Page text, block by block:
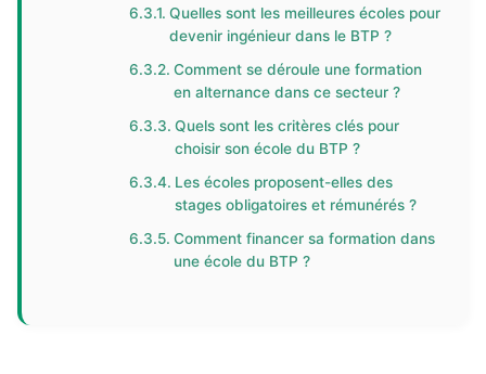
Quelles sont les meilleures écoles pour
devenir ingénieur dans le BTP ?
Comment se déroule une formation
en alternance dans ce secteur ?
Quels sont les critères clés pour
choisir son école du BTP ?
Les écoles proposent-elles des
stages obligatoires et rémunérés ?
Comment financer sa formation dans
une école du BTP ?